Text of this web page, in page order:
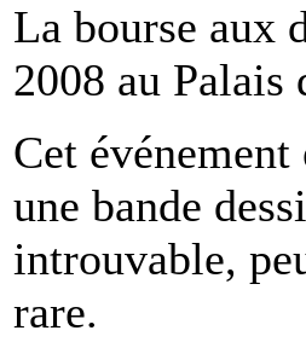
La bourse aux
2008 au Palais
Cet
une bande
introuvable,
rare.